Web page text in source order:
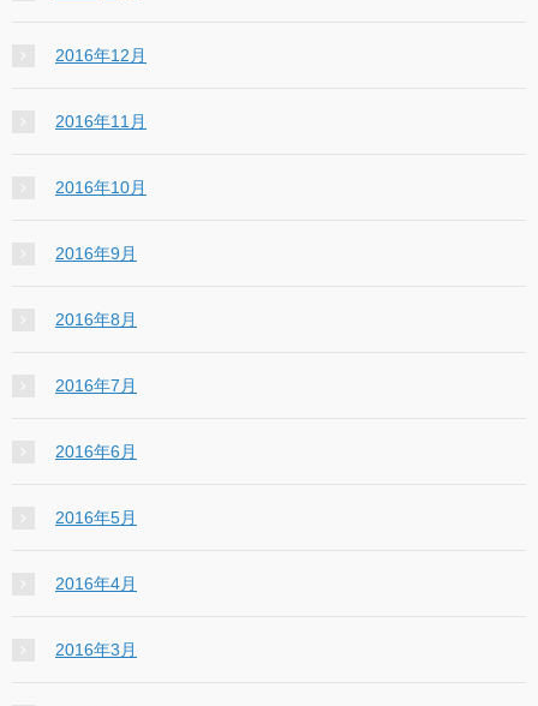
2016年12月
2016年11月
2016年10月
2016年9月
2016年8月
2016年7月
2016年6月
2016年5月
2016年4月
2016年3月